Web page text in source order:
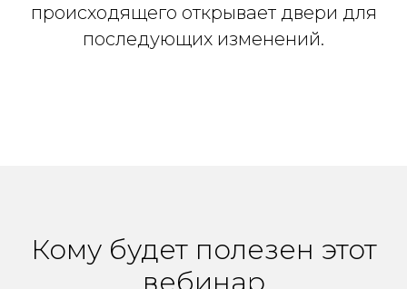
происходящего открывает двери для
последующих изменений.
Кому будет полезен этот
вебинар